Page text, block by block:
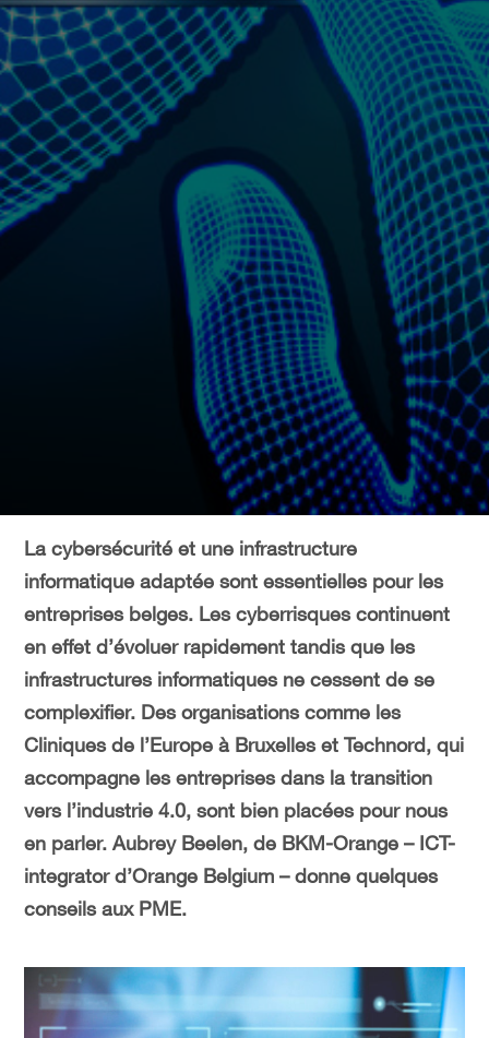
La cybersécurité et une infrastructure
informatique adaptée sont essentielles pour les
entreprises belges. Les cyberrisques continuent
en effet d’évoluer rapidement tandis que les
infrastructures informatiques ne cessent de se
complexifier. Des organisations comme les
Cliniques de l’Europe à Bruxelles et Technord, qui
accompagne les entreprises dans la transition
vers l’industrie 4.0, sont bien placées pour nous
en parler. Aubrey Beelen, de BKM-Orange – ICT-
integrator d’Orange Belgium – donne quelques
conseils aux PME.